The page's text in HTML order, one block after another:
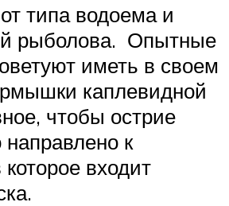
типа водоема и
рыболова. Опытные
иметь в своем
каплевидной
чтобы острие
к
входит